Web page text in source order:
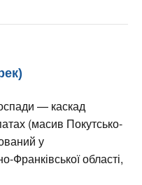
— каскад
(масив Покутсько-
у
Франківської області,